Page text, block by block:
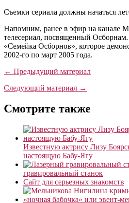
Съемки сериала должны начаться
Напомним, ранее в эфир на канале
телесериал, посвященный
«Семейка Осборнов», которое
2002-го по март 2005 года.
← Предыдущий материал
Следующий материал →
Смотрите также
Известную актрису Лизу
настоящую Бабу-Ягу
гравировальный станок
Сайт для серьезных знакомств